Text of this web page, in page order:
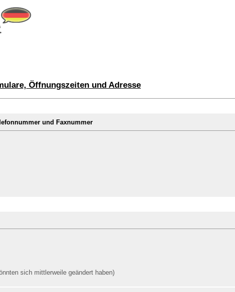
Öffnungszeiten und Adresse
und Faxnummer
sich mittlerweile geändert haben)